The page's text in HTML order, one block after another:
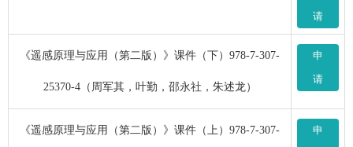
请
《遥感原理与应用（第二版）》课件（下）978-7-307-
25370-4（周军其，叶勤，邵永社，朱述龙）
申
请
《遥感原理与应用（第二版）》课件（上）978-7-307-
申